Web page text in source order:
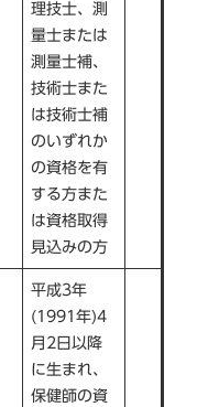
理技士、測
量士または
測量士補、
技術士また
は技術士補
のいずれか
の資格を有
する方また
は資格取得
見込みの方
平成3年
(1991年)4
月2日以降
に生まれ、
保健師の資